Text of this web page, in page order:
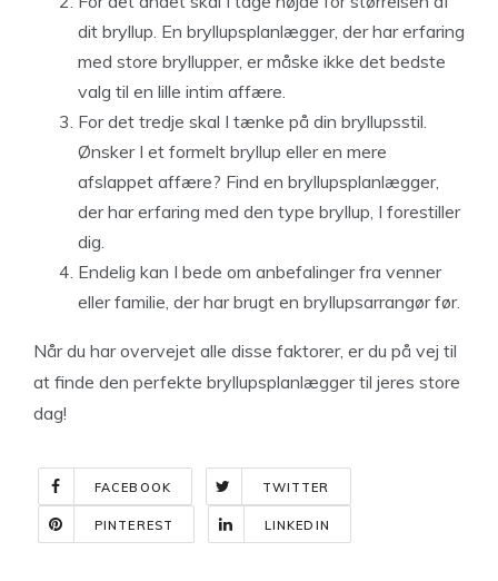
dit bryllup. En bryllupsplanlægger, der har erfaring
med store bryllupper, er måske ikke det bedste
valg til en lille intim affære.
For det tredje skal I tænke på din bryllupsstil.
Ønsker I et formelt bryllup eller en mere
afslappet affære? Find en bryllupsplanlægger,
der har erfaring med den type bryllup, I forestiller
dig.
Endelig kan I bede om anbefalinger fra venner
eller familie, der har brugt en bryllupsarrangør før.
Når du har overvejet alle disse faktorer, er du på vej til
at finde den perfekte bryllupsplanlægger til jeres store
dag!
FACEBOOK TWITTER
PINTEREST LINKEDIN